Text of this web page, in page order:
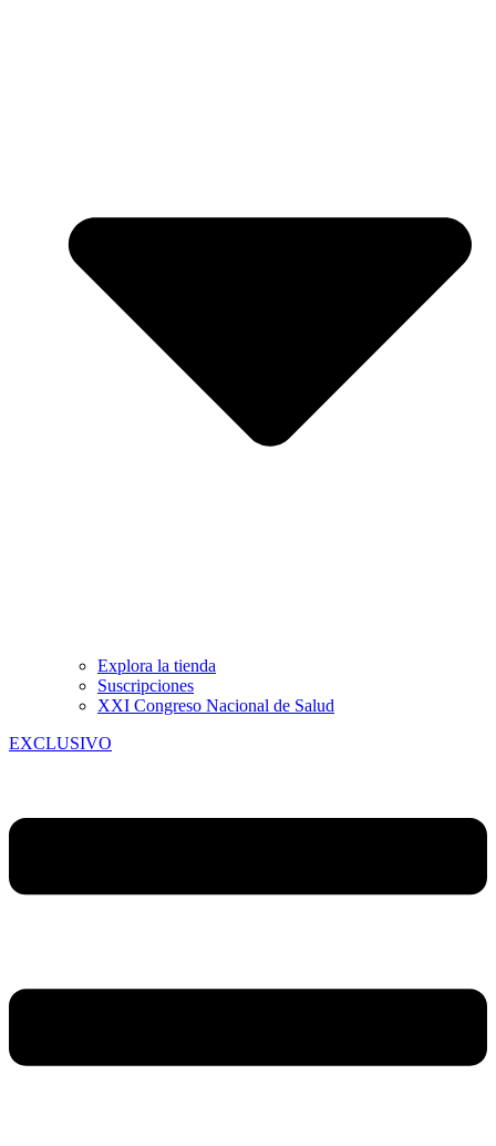
Explora la tienda
Suscripciones
XXI Congreso Nacional de Salud
EXCLUSIVO